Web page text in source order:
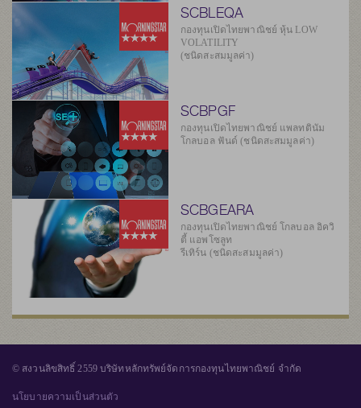
SCBLEQA
กองทุนเปิดไทยพาณิชย์ หุ้น LOW
VOLATILITY
(ชนิดสะสมมูลค่า)
SCBPGF
กองทุนเปิดไทยพาณิชย์ แพลทตินัม
โกลบอล ฟันด์ (ชนิดสะสมมูลค่า)
SCBGEARA
กองทุนเปิดไทยพาณิชย์ โกลบอล อิควิ
ตี้ แอพโซลูท
รีเทิร์น (ชนิดสะสมมูลค่า)
© สงวนลิขสิทธิ์ 2559 บริษัทหลักทรัพย์จัดการกองทุนไทยพาณิชย์ จำกัด
นโยบายความเป็นส่วนตัว